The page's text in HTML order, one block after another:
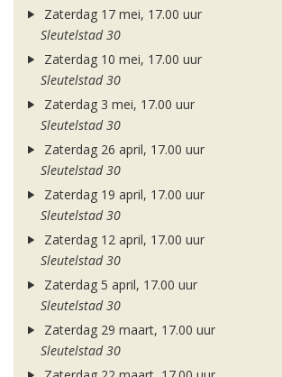
Zaterdag 17 mei, 17.00 uur
Sleutelstad 30
Zaterdag 10 mei, 17.00 uur
Sleutelstad 30
Zaterdag 3 mei, 17.00 uur
Sleutelstad 30
Zaterdag 26 april, 17.00 uur
Sleutelstad 30
Zaterdag 19 april, 17.00 uur
Sleutelstad 30
Zaterdag 12 april, 17.00 uur
Sleutelstad 30
Zaterdag 5 april, 17.00 uur
Sleutelstad 30
Zaterdag 29 maart, 17.00 uur
Sleutelstad 30